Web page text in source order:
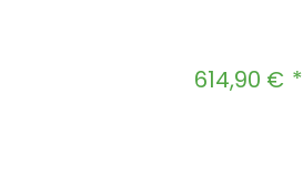
Regulärer
614,90 €